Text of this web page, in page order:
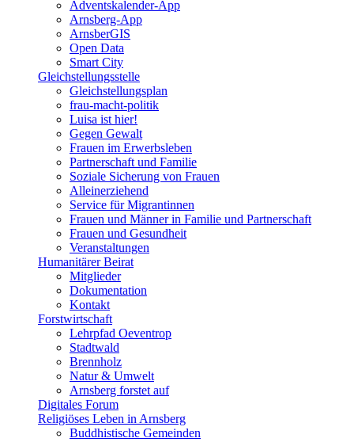
Adventskalender-App
Arnsberg-App
ArnsberGIS
Open Data
Smart City
Gleichstellungsstelle
Gleichstellungsplan
frau-macht-politik
Luisa ist hier!
Gegen Gewalt
Frauen im Erwerbsleben
Partnerschaft und Familie
Soziale Sicherung von Frauen
Alleinerziehend
Service für Migrantinnen
Frauen und Männer in Familie und Partnerschaft
Frauen und Gesundheit
Veranstaltungen
Humanitärer Beirat
Mitglieder
Dokumentation
Kontakt
Forstwirtschaft
Lehrpfad Oeventrop
Stadtwald
Brennholz
Natur & Umwelt
Arnsberg forstet auf
Digitales Forum
Religiöses Leben in Arnsberg
Buddhistische Gemeinden